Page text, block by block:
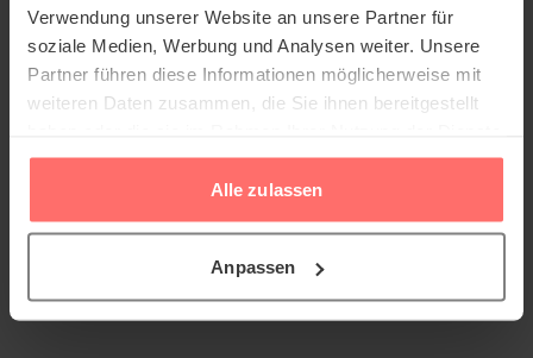
Verwendung unserer Website an unsere Partner für
soziale Medien, Werbung und Analysen weiter. Unsere
Partner führen diese Informationen möglicherweise mit
weiteren Daten zusammen, die Sie ihnen bereitgestellt
gesammelt haben.
Alle zulassen
Anpassen